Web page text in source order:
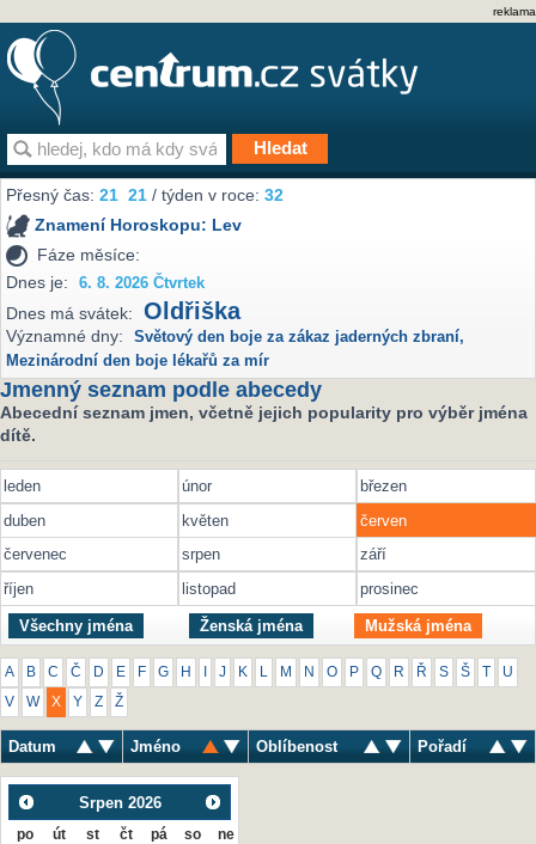
reklama
Přesný čas:21 21 / týden v roce:32
Znamení Horoskopu: Lev
Fáze měsíce:
Dnes je:
6. 8. 2026 Čtvrtek
Dnes má svátek: Oldřiška
Významné dny: Světový den boje za zákaz jaderných zbraní,
Mezinárodní den boje lékařů za mír
Jmenný seznam podle abecedy
Abecední seznam jmen, včetně jejich popularity pro výběr jména
dítě.
leden únor
březen
duben
květen
červen
červenec
srpen
září
říjen
listopad prosinec
Všechny jména Ženská jména Mužská jména
A B C Č D E F G H J K M N O P Q R Ř S Š U
V W X Y Z Ž
Datum Jméno Oblíbenost Pořadí
Srpen 2026
po út st čt pá so ne